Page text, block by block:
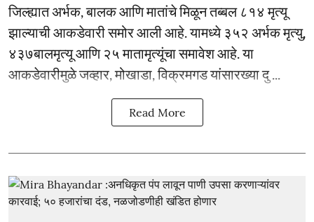
जिल्ह्यात अर्भक, बालक आणि मातांचे मिळून तब्बल ८१४ मृत्यू
झाल्याची आकडेवारी समोर आली आहे. यामध्ये ३५२ अर्भक मृत्यु,
४३७बालमृत्यू आणि २५ मातामृत्यूंचा समावेश आहे. या
आकडेवारीमुळे जव्हार, मोखाडा, विक्रमगड यांसारख्या दु ...
Read More